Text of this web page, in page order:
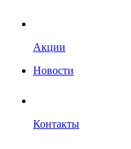
Акции
Новости
Контакты